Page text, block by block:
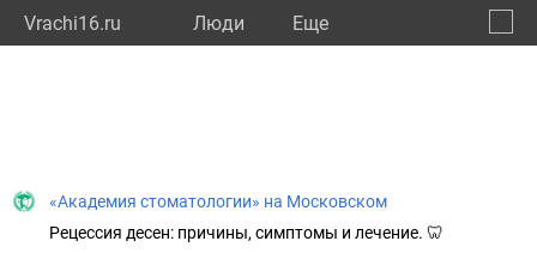
Vrachi16.ru Люди Eще
«Академия стоматологии» на Московском
Рецессия десен: причины, симптомы и лечение. 🦷